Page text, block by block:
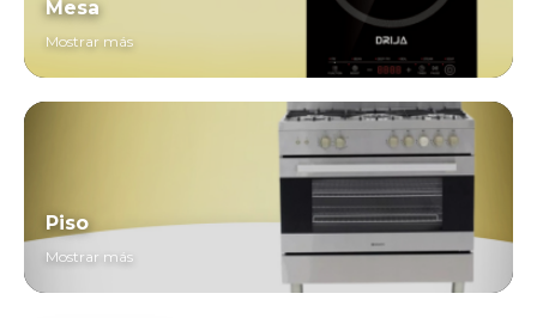
Mesa
Mostrar más
Piso
Mostrar más